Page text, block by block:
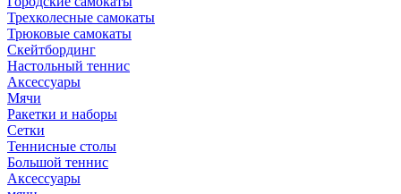
Трехколесные самокаты
Трюковые самокаты
Скейтбординг
Настольный теннис
Аксессуары
Мячи
Ракетки и наборы
Сетки
Теннисные столы
Большой теннис
Аксессуары